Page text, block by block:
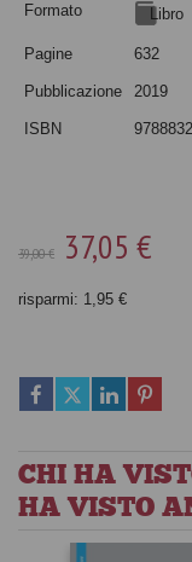
Formato Libro
Pagine 632
Pubblicazione 2019
ISBN
39,00 € 37,05 €
risparmi: 1,95 €
CHI HA
HA VISTO